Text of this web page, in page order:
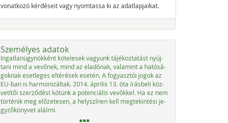
vonatkozó kérdéseit vagy nyomtassa ki az adatlapjaikat.
Személyes adatok
In­gat­la­nü­g­ynök­ként kö­t­e­le­sek va­gyunk tájé­koz­ta­tást nyúj­
ta­ni mind a ve­vő­nek, mind az ela­dónak, vala­mint a ha­tósá­
go­knak eset­le­ges el­té­r­é­sek ese­tén. A fo­gyasz­tói jo­gok az
EU-ban is har­mo­ni­zál­tak. 2014. ápri­lis 13. óta írás­be­li köz­
vetítői szer­ződést kötünk a po­ten­ciá­lis ve­vők­kel. Ha ez nem
tör­té­nik meg előze­te­sen, a he­lys­zí­nen kell meg­tek­in­té­si je­
gy­ző­könyvet aláír­ni.